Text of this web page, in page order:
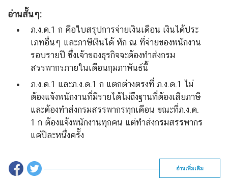
อ่านสั้นๆ:
ภ.ง.ด.1 ก คือใบสรุปการจ่ายเงินเดือน เงินได้ประ
เภทอื่นๆ และภาษีเงินได้ หัก ณ ที่จ่ายของพนักงาน
รอบรายปี ซึ่งเจ้าของธุรกิจจะต้องทำส่งกรม
สรรพากรภายในเดือนกุมภาพันธ์นี้
ภ.ง.ด.1 และภ.ง.ด.1 ก แตกต่างตรงที่ ภ.ง.ด.1 ไม่
ต้องแจ้งพนักงานที่มีรายได้ไม่ถึงฐานที่ต้องเสียภาษี
และต้องทำส่งกรมสรรพากรทุกเดือน ขณะที่ภ.ง.ด.
1 ก ต้องแจ้งพนักงานทุกคน แต่ทำส่งกรมสรรพากร
แค่ปีละหนึ่งครั้ง
อ่านเพิ่มเติม